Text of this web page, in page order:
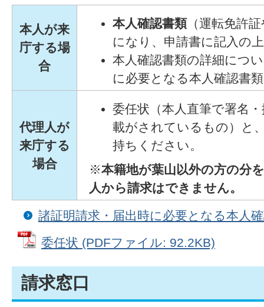
本人が来
庁する場
合
本人確認書類（運転免許
になり、申請書に記入の
本人確認書類の詳細につ
に必要となる本人確認書
代理人が
来庁する
場合
委任状（本人直筆で署名
載がされているもの）と
持ちください。
※本籍地が葉山以外の方の分
人から請求はできません。
諸証明請求・届出時に必要となる本人
委任状 (PDFファイル: 92.2KB)
請求窓口